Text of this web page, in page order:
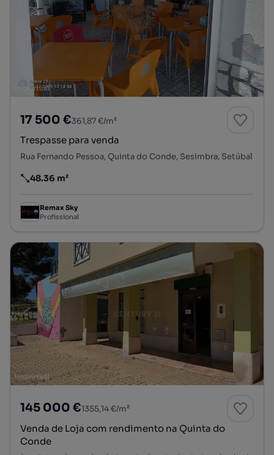
17 500 €361,87 €/m²
Trespasse para venda
Rua Fernando Pessoa, Quinta do Conde, Sesimbra, Setúbal
Preço por metro quadrado
48.36 m²
Remax Sky
Profissional
145 000 €1355,14 €/m²
Venda de Loja com rendimento na Quinta do
Conde